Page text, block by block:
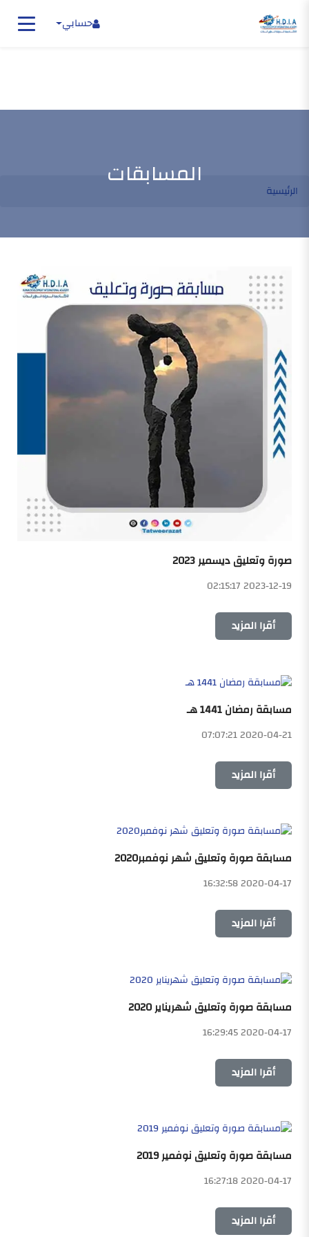
حسابي
المسابقات الرئيسية
صورة وتعليق ديسمير 2023
2023-12-19 02:15:17
أقرا المزيد
مسابقة رمضان 1441 هـ
2020-04-21 07:07:21
أقرا المزيد
مسابقة صورة وتعليق شهر نوفمبر2020
2020-04-17 16:32:58
أقرا المزيد
مسابقة صورة وتعليق شهريناير 2020
2020-04-17 16:29:45
أقرا المزيد
مسابقة صورة وتعليق نوفمير 2019
2020-04-17 16:27:18
أقرا المزيد